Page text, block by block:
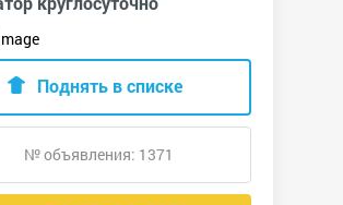
Поднять в списке
№ объявления: 1371